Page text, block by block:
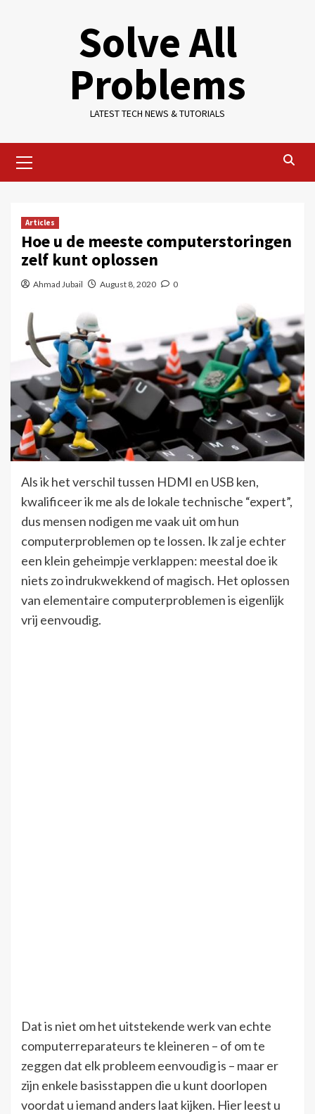
Solve All
Problems
LATEST TECH NEWS & TUTORIALS
Menu
Articles
Hoe u de meeste computerstoringen
zelf kunt oplossen
Ahmad Jubail August 8, 2020 0
Als ik het verschil tussen HDMI en USB ken,
kwalificeer ik me als de lokale technische “expert”,
dus mensen nodigen me vaak uit om hun
computerproblemen op te lossen. Ik zal je echter
een klein geheimpje verklappen: meestal doe ik
niets zo indrukwekkend of magisch. Het oplossen
van elementaire computerproblemen is eigenlijk
vrij eenvoudig.
Dat is niet om het uitstekende werk van echte
computerreparateurs te kleineren – of om te
zeggen dat elk probleem eenvoudig is – maar er
zijn enkele basisstappen die u kunt doorlopen
voordat u iemand anders laat kijken. Hier leest u